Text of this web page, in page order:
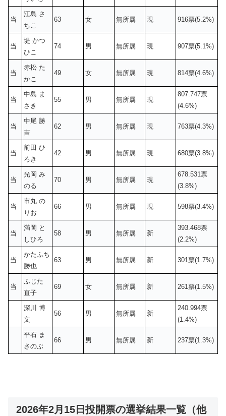
当
江島 さ
ちこ
63 女 無所属 現 916票(5.2%)
当
堤 かつ
ひこ
74 男 無所属 現 907票(5.1%)
当
赤松 た
かこ
49 女 無所属 現 814票(4.6%)
当
中島 ま
さき
55 男 無所属 現
807.747票
(4.6%)
当
中尾 勝
吉
62 男 無所属 現 763票(4.3%)
当
前田 ひ
ろき
42 男 無所属 現 680票(3.8%)
当
光岡 み
のる
70 男 無所属 現
678.531票
(3.8%)
当
市丸 の
りお
66 男 無所属 現 598票(3.4%)
当
満岡 と
しひろ
58 男 無所属 新
393.468票
(2.2%)
当
かたふち
勝也
63 男 無所属 新 301票(1.7%)
当
ふじた
直子
69 女 無所属 新 261票(1.5%)
深川 博
文
56 男 無所属 新
240.994票
(1.4%)
平石 ま
さのぶ
66 男 無所属 新 237票(1.3%)
2026年2月15日投開票の選挙結果一覧（他